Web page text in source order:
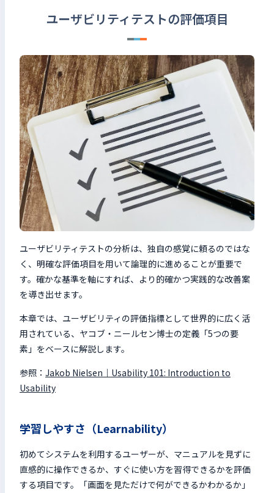
ユーザビリティテストの評価項目
ユーザビリティテストの分析は、独自の感覚に頼るのではな
く、明確な評価項目を用いて論理的に進めることが重要で
す。確かな基準を軸にすれば、より的確かつ実践的な改善案
を導き出せます。
本章では、ユーザビリティの評価指標として世界的に広く活
用されている、ヤコブ・ニールセン博士の定義「5つの要
素」をベースに解説します。
参照： Jakob Nielsen｜Usability 101: Introduction to
Usability
学習しやすさ（Learnability）
初めてシステムを利用するユーザーが、マニュアルを見ずに
直感的に操作できるか、すぐに使い方を習得できるかを評価
する項目です。「画面を見ただけで何ができるかわかるか」